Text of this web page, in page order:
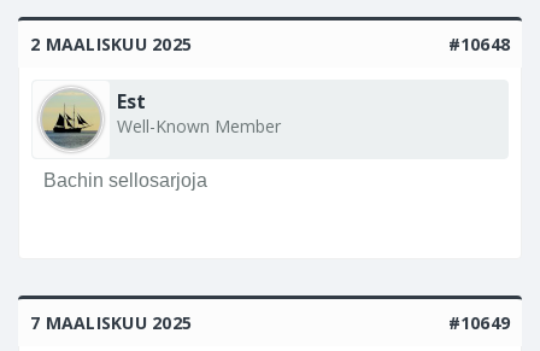
2 MAALISKUU 2025 #10648
Est
Well-Known Member
Bachin sellosarjoja
7 MAALISKUU 2025 #10649